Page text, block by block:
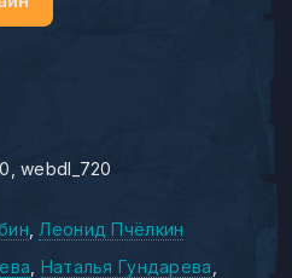
webdl_720
Леонид Пчёлкин
Наталья Гундарева